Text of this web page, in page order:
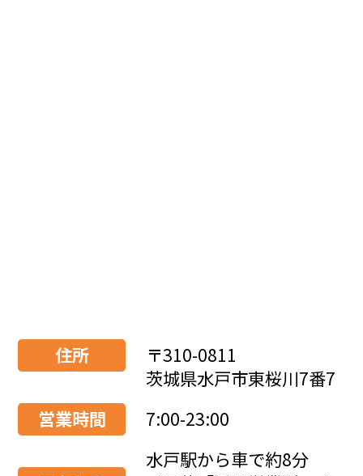
住所
〒310-0811
茨城県水戸市東桜川7番7
営業時間
7:00-23:00
水戸駅から車で約8分